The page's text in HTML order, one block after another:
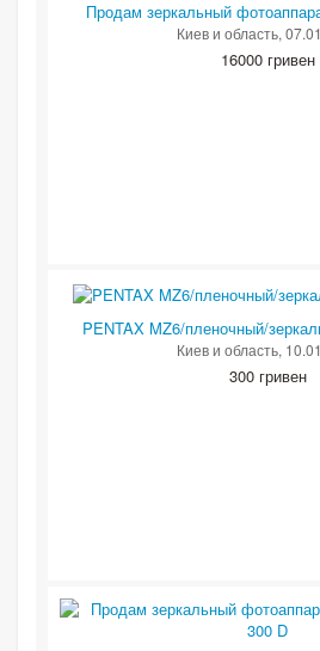
Продам зеркальный
Киев и область,
16000 гривен
PENTAX MZ6/пленочный/
Киев и область,
300 гривен